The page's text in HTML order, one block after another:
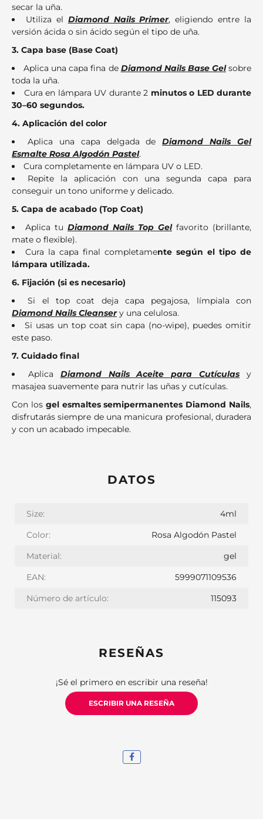
secar la uña.
Utiliza el Diamond Nails Primer, eligiendo entre la
versión ácida o sin ácido según el tipo de uña.
3. Capa base (Base Coat)
Aplica una capa fina de Diamond Nails Base Gelsobre
toda la uña.
Cura en lámpara UV durante 2 minutos o LED durante
30–60 segundos.
4. Aplicación del color
Aplica una capa delgada deDiamond Nails Gel
Esmalte Rosa Algodón Pastel.
Cura completamente en lámpara UV o LED.
Repite la aplicación con una segunda capa para
conseguir un tono uniforme y delicado.
5. Capa de acabado (Top Coat)
Aplica tu Diamond Nails Top Gelfavorito (brillante,
mate o flexible).
Cura la capa final completamente según el tipo de
lámpara utilizada.
6. Fijación (si es necesario)
Si el top coat deja capa pegajosa, límpiala con
Diamond Nails Cleansery una celulosa.
Si usas un top coat sin capa (no-wipe), puedes omitir
este paso.
7. Cuidado final
Aplica Diamond Nails Aceite para Cutículas y
masajea suavemente para nutrir las uñas y cutículas.
Con los gel esmaltes semipermanentes Diamond Nails,
disfrutarás siempre de una manicura profesional, duradera
y con un acabado impecable.
DATOS
Size:
4ml
Color:
Rosa Algodón Pastel
Material:
gel
EAN:
5999071109536
Número de artículo:
115093
RESEÑAS
¡Sé el primero en escribir una reseña!
ESCRIBIR UNA RESEÑA